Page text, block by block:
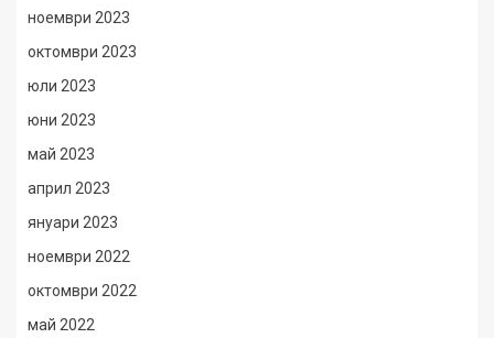
ноември 2023
октомври 2023
юли 2023
юни 2023
май 2023
април 2023
януари 2023
ноември 2022
октомври 2022
май 2022